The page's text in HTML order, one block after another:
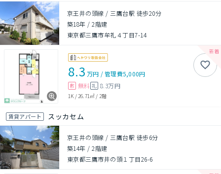
京王井の頭線 / 三鷹台駅 徒歩20分
築18年 /2階建
東京都三鷹市牟礼４丁目7-14
8.3 万円 /管理費5,000円
敷 無料 礼 8.3万円
1K /26.71㎡ / 2階
賃貸アパート スッカセム
京王井の頭線 / 三鷹台駅 徒歩6分
築14年 /2階建
東京都三鷹市井の頭１丁目26-6